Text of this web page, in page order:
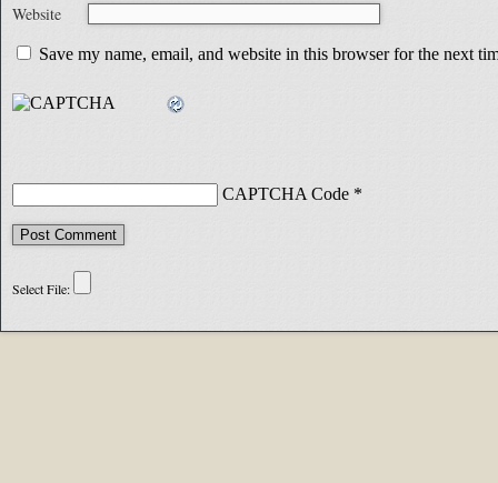
Website
Save my name, email, and website in this browser for the next
CAPTCHA Code *